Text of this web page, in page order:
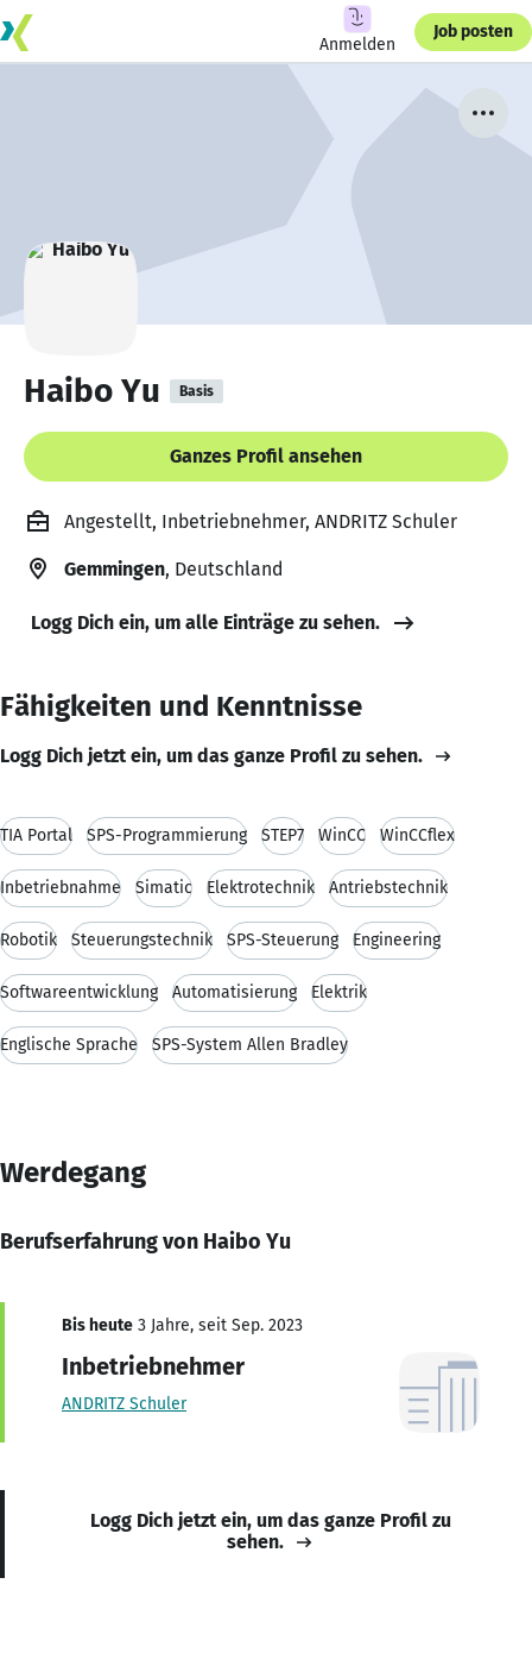
Anmelden
Job posten
Haibo Yu Basis
Ganzes Profil ansehen
Angestellt, Inbetriebnehmer, ANDRITZ Schuler
Gemmingen, Deutschland
Logg Dich ein, um alle Einträge zu sehen.
Fähigkeiten und Kenntnisse
Logg Dich jetzt ein, um das ganze Profil zu sehen.
TIA Portal SPS-Programmierung STEP7 WinCC WinCCflex
Inbetriebnahme Simatic Elektrotechnik Antriebstechnik
Robotik Steuerungstechnik SPS-Steuerung Engineering
Softwareentwicklung Automatisierung Elektrik
Englische Sprache SPS-System Allen Bradley
Werdegang
Berufserfahrung von Haibo Yu
Bis heute 3 Jahre, seit Sep. 2023
Inbetriebnehmer
ANDRITZ Schuler
Logg Dich jetzt ein, um das ganze Profil zu
sehen.